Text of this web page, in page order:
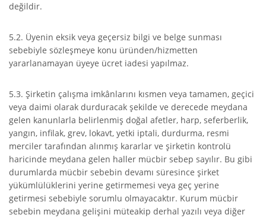
değildir.
5.2. Üyenin eksik veya geçersiz bilgi ve belge sunması
sebebiyle sözleşmeye konu üründen/hizmetten
yararlanamayan üyeye ücret iadesi yapılmaz.
5.3. Şirketin çalışma imkânlarını kısmen veya tamamen, geçici
veya daimi olarak durduracak şekilde ve derecede meydana
gelen kanunlarla belirlenmiş doğal afetler, harp, seferberlik,
yangın, infilak, grev, lokavt, yetki iptali, durdurma, resmi
merciler tarafından alınmış kararlar ve şirketin kontrolü
haricinde meydana gelen haller mücbir sebep sayılır. Bu gibi
durumlarda mücbir sebebin devamı süresince şirket
yükümlülüklerini yerine getirmemesi veya geç yerine
getirmesi sebebiyle sorumlu olmayacaktır. Kurum mücbir
sebebin meydana gelişini müteakip derhal yazılı veya diğer